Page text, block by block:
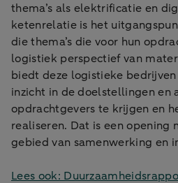
thema’s als elektrificatie en
ketenrelatie is het
die thema’s die voor hun
logistiek perspectief van
biedt deze logistieke
inzicht in de doelstellingen en
opdrachtgevers te krijgen en
realiseren. Dat is een opening
gebied van samenwerking en
Lees ook: